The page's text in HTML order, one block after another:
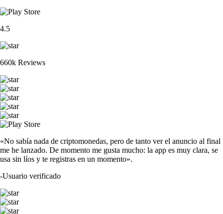
4.5
660k Reviews
«No sabía nada de criptomonedas, pero de tanto ver el anuncio al final
me he lanzado. De momento me gusta mucho: la app es muy clara, se
usa sin líos y te registras en un momento».
-Usuario verificado